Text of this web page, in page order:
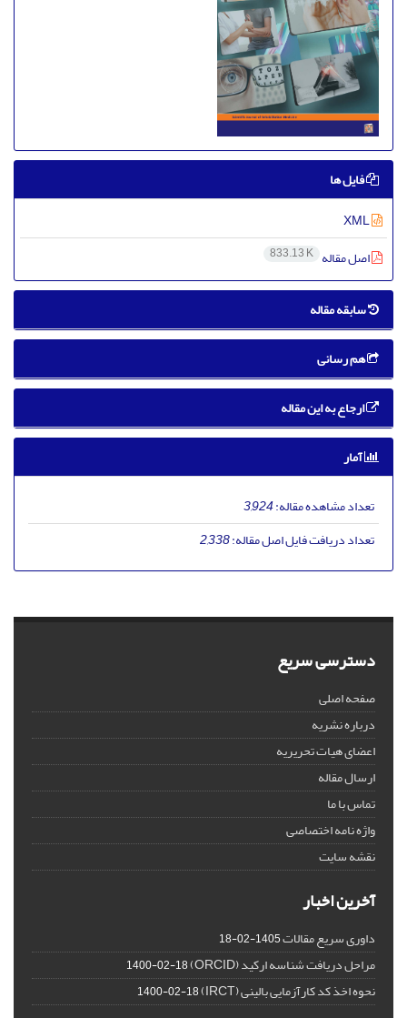
فایل ها
اصل مقاله 833.13 K
سابقه مقاله
هم رسانی
ارجاع به این مقاله
آمار
تعداد مشاهده مقاله:3,924
تعداد دریافت فایل اصل مقاله:2,338
دسترسی سریع
صفحه اصلی
درباره نشریه
اعضای هیات تحریریه
ارسال مقاله
تماس با ما
واژه نامه اختصاصی
نقشه سایت
آخرین اخبار
داوری سریع مقالات1405-02-18
مراحل دریافت شناسه ارکید (ORCID) 1400-02-18
نحوه اخذ کد کارآزمایی بالینی (IRCT) 1400-02-18